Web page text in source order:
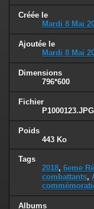
Créée le
Mardi 8 Mai
Ajoutée le
Mardi 8 Mai
Dimensions
796*600
Fichier
P1000123.JPG
Poids
443 Ko
Tags
2018, 6eme
combattants,
Albums